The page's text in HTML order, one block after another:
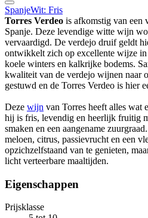
SpanjeWit: Fris
Torres Verdeo is afkomstig van een
Spanje. Deze levendige witte wijn
vervaardigd. De verdejo druif geldt
ontwikkelt zich op excellente wijze
koele winters en kalkrijke bodems.
kwaliteit van de verdejo wijnen naar
gestuwd en de Torres Verdeo is hier
Deze wijn van Torres heeft alles wat
hij is fris, levendig en heerlijk fruitig
smaken en een aangename
meloen, citrus, passievrucht en een
opzichzelfstaand van te genieten,
licht verteerbare maaltijden.
Eigenschappen
Prijsklasse